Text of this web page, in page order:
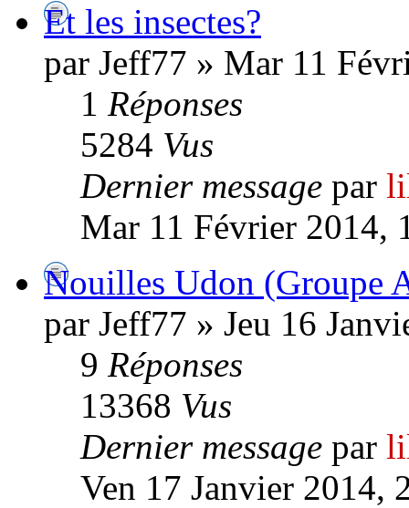
Et les insectes?
par Jeff77 » Mar 11
1 Réponses
5284 Vus
Dernier message par
Mar 11 Février 2014,
Nouilles Udon (Groupe
par Jeff77 » Jeu 16
9 Réponses
13368 Vus
Dernier message par
Ven 17 Janvier 2014,